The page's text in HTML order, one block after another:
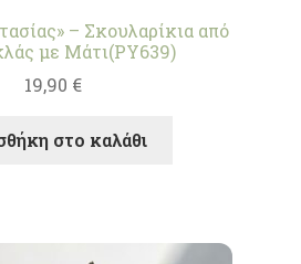
– Σκουλαρίκια από
με Μάτι(PY639)
19,90 €
στο καλάθι